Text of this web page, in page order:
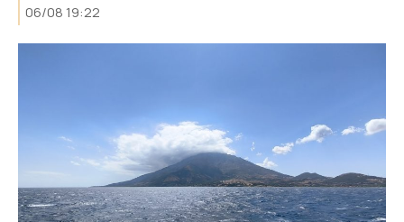
06/08 19:22